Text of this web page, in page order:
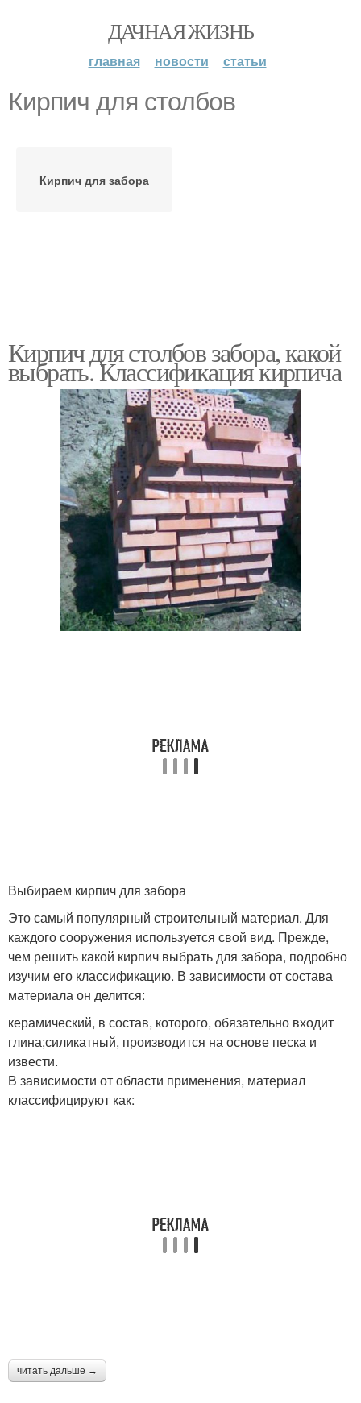
ДАЧНАЯ ЖИЗНЬ
главная новости статьи
Кирпич для столбов
Кирпич для забора
Кирпич для столбов забора, какой
выбрать. Классификация кирпича
Выбираем кирпич для забора
Это самый популярный строительный материал. Для
каждого сооружения используется свой вид. Прежде,
чем решить какой кирпич выбрать для забора, подробно
изучим его классификацию. В зависимости от состава
материала он делится:
керамический, в состав, которого, обязательно входит
глина;силикатный, производится на основе песка и
извести.
В зависимости от области применения, материал
классифицируют как:
читать дальше →